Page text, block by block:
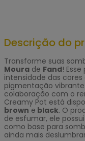
Descrição do
Transforme suas
Moura de Fand!
intensidade das
pigmentação
colaboração com o
Creamy Pot está
brown e black. O
de esfumar, ele
como base para
ainda mais